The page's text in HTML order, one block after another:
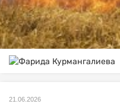
21.06.2026